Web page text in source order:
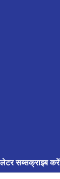
सब्सक्राइब करें